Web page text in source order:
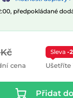
předpokládané
cena
Sleva -
Ušetříte
Přidat